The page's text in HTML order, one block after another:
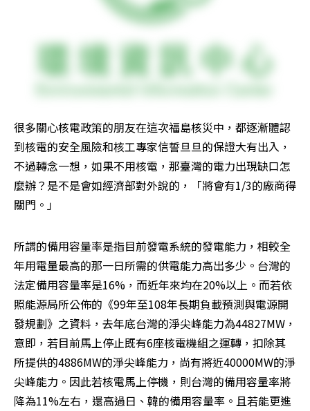
很多關心核電政策的朋友在這次福島核災中，都逐漸體認
到核電的安全風險和核工專家信誓旦旦的保證大有出入，
不過轉念一想，如果不用核電，那臺灣的電力出現缺口怎
麼辦？是不是會如經濟部對外說的，「將會有1/3的廠商得
關門。」
所謂的備用容量率是指目前發電系統的發電能力，相較全
年用電量最高的那一日所需的供電能力高出多少。台灣的
法定備用容量率是16%，而近年來均在20%以上。而若依
照能源局所公佈的《99年至108年長期負載預測與電源開
發規劃》之資料，去年底台灣的淨尖峰能力為44827MW，
意即，若目前馬上停止既有6座核電機組之運轉，扣除其
所提供的4886MW的淨尖峰能力，尚有將近40000MW的淨
尖峰能力。因此若核電馬上停機，則台灣的備用容量率將
降為11%左右，還高過日、韓的備用容量率。且若能更進